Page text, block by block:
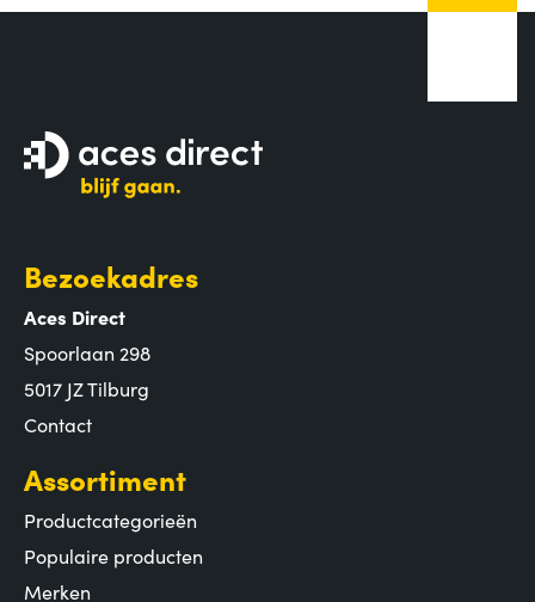
Bezoekadres
Aces Direct
Spoorlaan 298
5017 JZ Tilburg
Contact
Assortiment
Productcategorieën
Populaire producten
Merken